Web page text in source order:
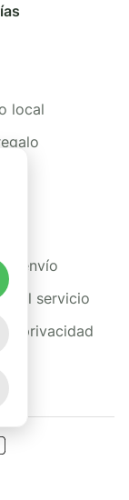
local
envío
del servicio
de privacidad